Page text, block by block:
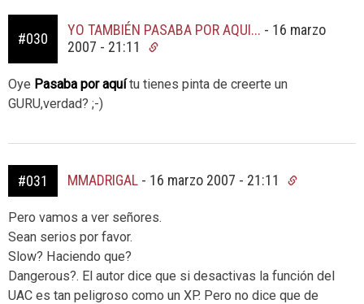
#030
YO TAMBIÉN PASABA POR AQUI... - 16 marzo
2007 - 21:11
Oye Pasaba por aquítu tienes pinta de creerte un
GURU,verdad? ;-)
#031 MMADRIGAL - 16 marzo 2007 - 21:11
Pero vamos a ver señores.
Sean serios por favor.
Slow? Haciendo que?
Dangerous?. El autor dice que si desactivas la función del
UAC es tan peligroso como un XP. Pero no dice que de